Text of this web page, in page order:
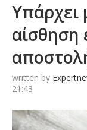
Υπάρχει
αίσθηση
written by
21:43